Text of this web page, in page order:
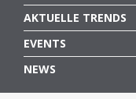
AKTUELLE TRENDS
EVENTS
NEWS